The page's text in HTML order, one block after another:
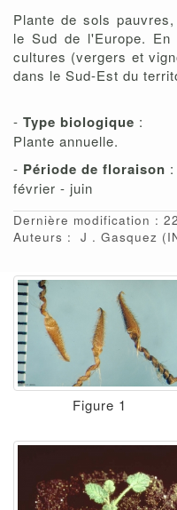
Plante de sols
le Sud de l'Europe.
cultures (vergers et
dans le Sud-Est du
- Type biologique :
Plante annuelle.
- Période de floraison :
février - juin
Dernière modification :
Auteurs :
J Gasquez
Figure 1